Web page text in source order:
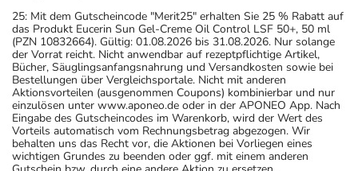
haltige Stoffe!
- Vorsicht bei Allergie gegen Propylenglykol und ähnliche
Stoffe!
- Vorsicht bei einer Unverträglichkeit gegenüber Glucose.
Wenn Sie eine Diabetes-Diät einhalten müssen, sollten
Sie den Zuckergehalt berücksichtigen.
- Vorsicht bei einer Unverträglichkeit gegenüber
Saccharose. Wenn Sie eine Diabetes-Diät einhalten
25: Mit dem Gutscheincode "Merit25" erhalten Sie 25 % Rabatt auf
das Produkt Eucerin Sun Gel-Creme Oil Control LSF 50+, 50 ml
(PZN 10832664). Gültig: 01.08.2026 bis 31.08.2026. Nur solange
der Vorrat reicht. Nicht anwendbar auf rezeptpflichtige Artikel,
Bücher, Säuglingsanfangsnahrung und Versandkosten sowie bei
Bestellungen über Vergleichsportale. Nicht mit anderen
Aktionsvorteilen (ausgenommen Coupons) kombinierbar und nur
einzulösen unter www.aponeo.de oder in der APONEO App. Nach
Eingabe des Gutscheincodes im Warenkorb, wird der Wert des
Vorteils automatisch vom Rechnungsbetrag abgezogen. Wir
behalten uns das Recht vor, die Aktionen bei Vorliegen eines
wichtigen Grundes zu beenden oder ggf. mit einem anderen